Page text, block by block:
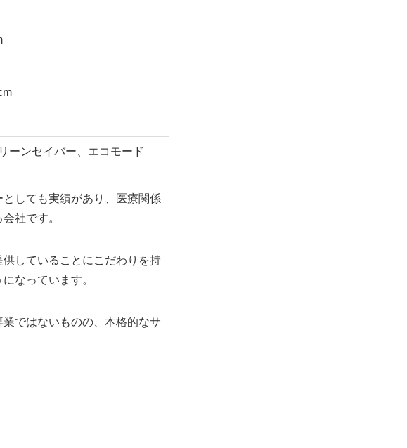
ーンセイバー、エコモード
しても実績があり、医療関係
社です。
していることにこだわりを持
なっています。
ではないものの、本格的なサ